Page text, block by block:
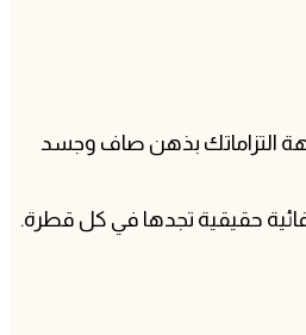
التزاماتك بذهن صاف وجسد